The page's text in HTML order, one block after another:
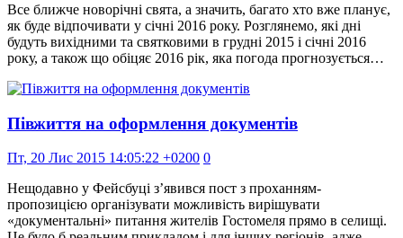
Все ближче новорічні свята, а значить, багато хто вже планує,
як буде відпочивати у січні 2016 року. Розглянемо, які дні
будуть вихідними та святковими в грудні 2015 і січні 2016
року, а також що обіцяє 2016 рік, яка погода прогнозується…
Півжиття на оформлення документів
Пт, 20 Лис 2015 14:05:22 +0200 0
Нещодавно у Фейсбуці з’явився пост з проханням-
пропозицією організувати можливість вирішувати
«документальні» питання жителів Гостомеля прямо в селищі.